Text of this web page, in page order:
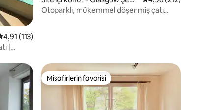
üzerinden ortalama 4,91 puan, 113 değerlendirme
4,91 (113)
|
Merkezi
Otoparklı, mükemmel döşenmiş çatı
Misafirlerin favorisi
Misafirlerin favorisi